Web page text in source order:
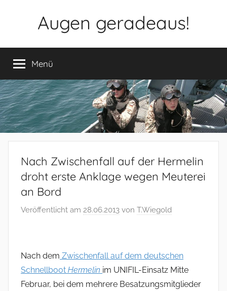
Augen geradeaus!
Menü
Nach Zwischenfall auf der Hermelin
droht erste Anklage wegen Meuterei
an Bord
Veröffentlicht am 28.06.2013 von T.Wiegold
Nach dem Zwischenfall auf dem deutschen
Schnellboot Hermelin im UNIFIL-Einsatz Mitte
Februar, bei dem mehrere Besatzungsmitglieder